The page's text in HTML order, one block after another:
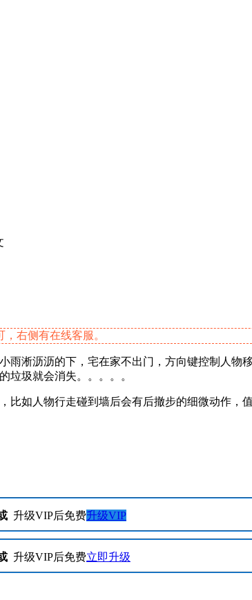
右侧有在线客服。
雨淅沥沥的下，宅在家不出门，方向键控制人
垃圾就会消失。。。。。
比如人物行走碰到墙后会有后撤步的细微动作，
升级VIP后免费升级VIP
升级VIP后免费立即升级